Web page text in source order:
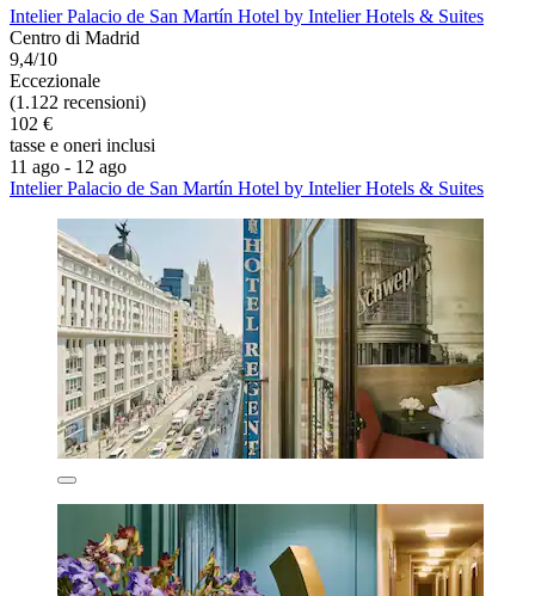
Intelier Palacio de San Martín Hotel by Intelier Hotels & Suites
Centro di Madrid
9,4/10
Eccezionale
(1.122 recensioni)
102 €
tasse e oneri inclusi
11 ago - 12 ago
Intelier Palacio de San Martín Hotel by Intelier Hotels & Suites